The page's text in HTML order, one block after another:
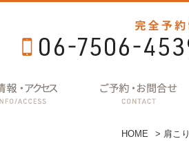
HOME > 肩こり